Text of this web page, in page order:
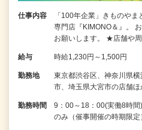
仕事内容
「100年企業」きものや
専門店『KIMONO＆』。
お願いします。 ★店舗や
給与 時給1,230円～1,500円
勤務地
東京都渋谷区、神奈川県
市、埼玉県大宮市の店舗
勤務時間
9：00～18：00(実働8時
のみ（催事開催の時期限定